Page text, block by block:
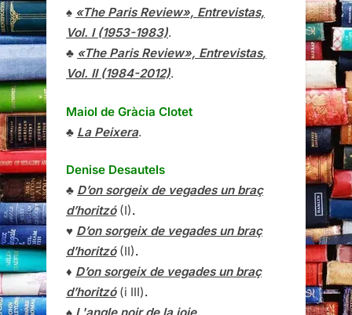
♠ «The Paris Review», Entrevistas,
Vol. I (1953-1983).
♣ «The Paris Review», Entrevistas,
Vol. II (1984-2012).
Maiol de Gràcia Clotet
♣ La Peixera.
Denise Desautels
♣ D’on sorgeix de vegades un braç
d’horitzó(I).
♥ D’on sorgeix de vegades un braç
d’horitzó(II).
♦ D’on sorgeix de vegades un braç
d’horitzó(i III).